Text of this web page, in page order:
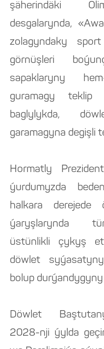
şäherindäki
desgalarynda,
zolagyndaky
görnüşleri
sapaklaryny
guramagy teklip
baglylykda,
garamagyna degişli
Hormatly
ýurdumyzda
halkara derejede
ýaryşlarynda
üstünlikli çykyş
döwlet
bolup durýandygyny
Döwlet
2028-nji ýylda